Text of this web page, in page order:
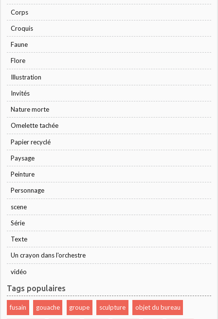
Corps
Croquis
Faune
Flore
Illustration
Invités
Nature morte
Omelette tachée
Papier recyclé
Paysage
Peinture
Personnage
scene
Série
Texte
Un crayon dans l'orchestre
vidéo
Tags populaires
fusain gouache groupe sculpture objet du bureau